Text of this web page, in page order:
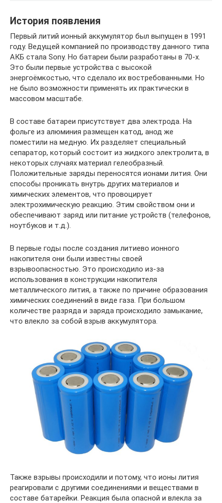
История появления
Первый литий ионный аккумулятор был выпущен в 1991
году. Ведущей компанией по производству данного типа
АКБ стала Sony. Но батареи были разработаны в 70-х.
Это были первые устройства с высокой
энергоёмкостью, что сделало их востребованными. Но
не было возможности применять их практически в
массовом масштабе.
В составе батареи присутствует два электрода. На
фольге из алюминия размещен катод, анод же
поместили на медную. Их разделяет специальный
сепаратор, который состоит из жидкого электролита, в
некоторых случаях материал гелеобразный.
Положительные заряды переносятся ионами лития. Они
способы проникать внутрь других материалов и
химических элементов, что провоцирует
электрохимическую реакцию. Этим свойством они и
обеспечивают заряд или питание устройств (телефонов,
ноутбуков и т.д.).
В первые годы после создания литиево ионного
накопителя они были известны своей
взрывоопасностью. Это происходило из-за
использования в конструкции накопителя
металлического лития, а также по причине образования
химических соединений в виде газа. При большом
количестве разряда и заряда происходило замыкание,
что влекло за собой взрыв аккумулятора.
Также взрывы происходили и потому, что ионы лития
реагировали с другими соединениями и веществами в
составе батарейки. Реакция была опасной и влекла за